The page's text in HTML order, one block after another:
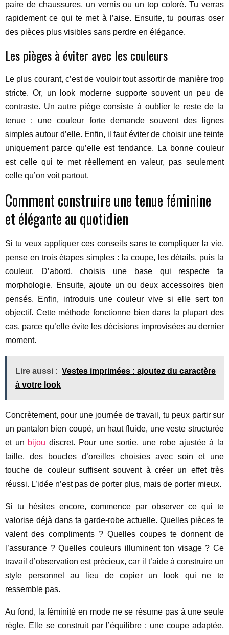
paire de chaussures, un vernis ou un top coloré. Tu verras
rapidement ce qui te met à l’aise. Ensuite, tu pourras oser
des pièces plus visibles sans perdre en élégance.
Les pièges à éviter avec les couleurs
Le plus courant, c’est de vouloir tout assortir de manière trop
stricte. Or, un look moderne supporte souvent un peu de
contraste. Un autre piège consiste à oublier le reste de la
tenue : une couleur forte demande souvent des lignes
simples autour d’elle. Enfin, il faut éviter de choisir une teinte
uniquement parce qu’elle est tendance. La bonne couleur
est celle qui te met réellement en valeur, pas seulement
celle qu’on voit partout.
Comment construire une tenue féminine
et élégante au quotidien
Si tu veux appliquer ces conseils sans te compliquer la vie,
pense en trois étapes simples : la coupe, les détails, puis la
couleur. D’abord, choisis une base qui respecte ta
morphologie. Ensuite, ajoute un ou deux accessoires bien
pensés. Enfin, introduis une couleur vive si elle sert ton
objectif. Cette méthode fonctionne bien dans la plupart des
cas, parce qu’elle évite les décisions improvisées au dernier
moment.
Lire aussi : Vestes imprimées : ajoutez du caractère
à votre look
Concrètement, pour une journée de travail, tu peux partir sur
un pantalon bien coupé, un haut fluide, une veste structurée
et un bijou discret. Pour une sortie, une robe ajustée à la
taille, des boucles d’oreilles choisies avec soin et une
touche de couleur suffisent souvent à créer un effet très
réussi. L’idée n’est pas de porter plus, mais de porter mieux.
Si tu hésites encore, commence par observer ce qui te
valorise déjà dans ta garde-robe actuelle. Quelles pièces te
valent des compliments ? Quelles coupes te donnent de
l’assurance ? Quelles couleurs illuminent ton visage ? Ce
travail d’observation est précieux, car il t’aide à construire un
style personnel au lieu de copier un look qui ne te
ressemble pas.
Au fond, la féminité en mode ne se résume pas à une seule
règle. Elle se construit par l’équilibre : une coupe adaptée,